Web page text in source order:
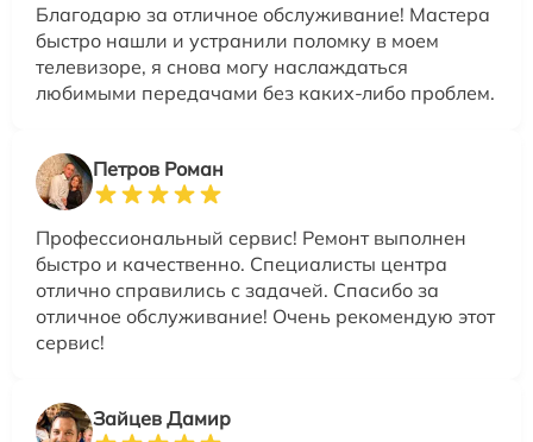
Благодарю за отличное обслуживание! Мастера
быстро нашли и устранили поломку в моем
телевизоре, я снова могу наслаждаться
любимыми передачами без каких-либо проблем.
Петров Роман
Профессиональный сервис! Ремонт выполнен
быстро и качественно. Специалисты центра
отлично справились с задачей. Спасибо за
отличное обслуживание! Очень рекомендую этот
сервис!
Зайцев Дамир